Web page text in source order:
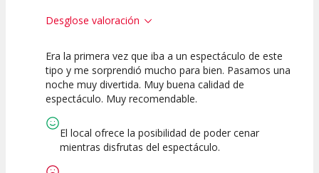
Desglose valoración
7.5
Calidad del
Espectáculo
7.5
Puesta en
Escena
7.5
Interpretación
artística
Era la primera vez que iba a un espectáculo de este
tipo y me sorprendió mucho para bien. Pasamos una
noche muy divertida. Muy buena calidad de
espectáculo. Muy recomendable.
El local ofrece la posibilidad de poder cenar
mientras disfrutas del espectáculo.